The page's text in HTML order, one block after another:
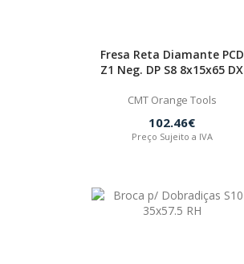
Fresa Reta Diamante PCD
Z1 Neg. DP S8 8x15x65 DX
CMT Orange Tools
102.46€
Preço Sujeito a IVA